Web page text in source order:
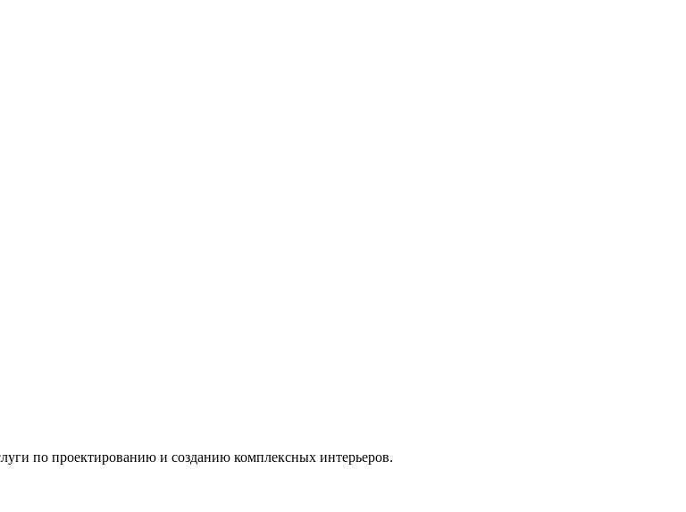
по проектированию и созданию комплексных интерьеров.